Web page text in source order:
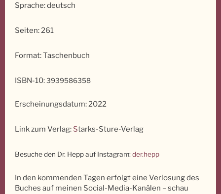
Sprache: deutsch
Seiten: 261
Format: Taschenbuch
ISBN-10:3939586358
Erscheinungsdatum: 2022
Link zum Verlag: Starks-Sture-Verlag
Besuche den Dr. Hepp auf Instagram: der.hepp
In den kommenden Tagen erfolgt eine Verlosung des
Buches auf meinen Social-Media-Kanälen – schau